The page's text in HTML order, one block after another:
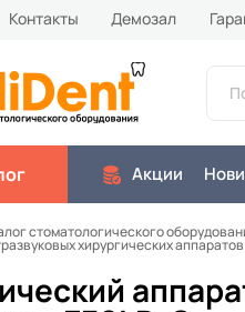
Контакты Демозал
Акции
стоматологического
хирургических аппаратов